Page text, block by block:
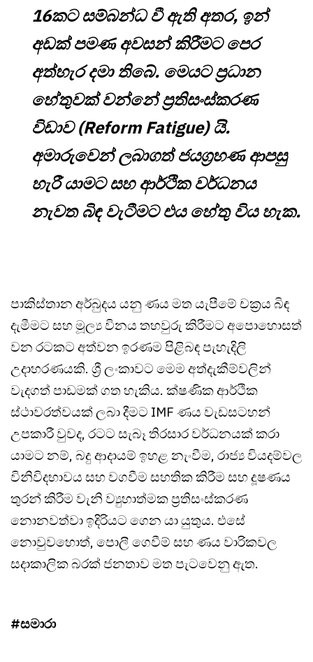
16කට සම්බන්ධ වී ඇති අතර, ඉන්
අඩක් පමණ අවසන් කිරීමට පෙර
අත්හැර දමා තිබේ. මෙයට ප්‍රධාන
හේතුවක් වන්නේ ප්‍රතිසංස්කරණ
විඩාව (Reform Fatigue) යි.
අමාරුවෙන් ලබාගත් ජයග්‍රහණ ආපසු
හැරී යාමට සහ ආර්ථික වර්ධනය
නැවත බිඳ වැටීමට එය හේතු විය හැක.
පාකිස්තාන අර්බුදය යනු ණය මත යැපීමේ චක්‍රය බිඳ
දැමීමට සහ මූල්‍ය විනය තහවුරු කිරීමට අපොහොසත්
වන රටකට අත්වන ඉරණම පිළිබඳ පැහැදිලි
උදාහරණයකි. ශ්‍රී ලංකාවට මෙම අත්දැකීම්වලින්
වැදගත් පාඩමක් ගත හැකිය. ක්ෂණික ආර්ථික
ස්ථාවරත්වයක් ලබා දීමට IMF ණය වැඩසටහන්
උපකාරී වුවද, රටට සැබෑ තිරසාර වර්ධනයක් කරා
යාමට නම්, බදු ආදායම් ඉහළ නැංවීම, රාජ්‍ය වියදම්වල
විනිවිදභාවය සහ වගවීම සහතික කිරීම සහ දූෂණය
තුරන් කිරීම වැනි ව්‍යුහාත්මක ප්‍රතිසංස්කරණ
නොනවත්වා ඉදිරියට ගෙන යා යුතුය. එසේ
නොවුවහොත්, පොලී ගෙවීම් සහ ණය වාරිකවල
සදාකාලික බරක් ජනතාව මත පැටවෙනු ඇත.
#සමාරා